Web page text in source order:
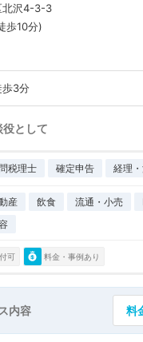
北沢4-3-3
歩10分)
3分
として
税理士 確定申告 経理
産 飲食 流通・小売
可 料金・事例あり
内容 料